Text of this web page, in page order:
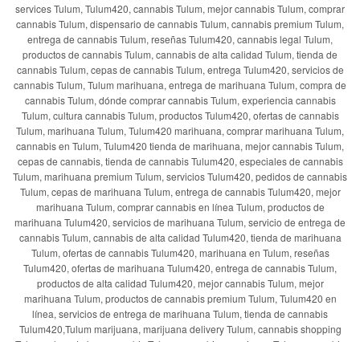
services Tulum, Tulum420, cannabis Tulum, mejor cannabis Tulum, comprar
cannabis Tulum, dispensario de cannabis Tulum, cannabis premium Tulum,
entrega de cannabis Tulum, reseñas Tulum420, cannabis legal Tulum,
productos de cannabis Tulum, cannabis de alta calidad Tulum, tienda de
cannabis Tulum, cepas de cannabis Tulum, entrega Tulum420, servicios de
cannabis Tulum, Tulum marihuana, entrega de marihuana Tulum, compra de
cannabis Tulum, dónde comprar cannabis Tulum, experiencia cannabis
Tulum, cultura cannabis Tulum, productos Tulum420, ofertas de cannabis
Tulum, marihuana Tulum, Tulum420 marihuana, comprar marihuana Tulum,
cannabis en Tulum, Tulum420 tienda de marihuana, mejor cannabis Tulum,
cepas de cannabis, tienda de cannabis Tulum420, especiales de cannabis
Tulum, marihuana premium Tulum, servicios Tulum420, pedidos de cannabis
Tulum, cepas de marihuana Tulum, entrega de cannabis Tulum420, mejor
marihuana Tulum, comprar cannabis en línea Tulum, productos de
marihuana Tulum420, servicios de marihuana Tulum, servicio de entrega de
cannabis Tulum, cannabis de alta calidad Tulum420, tienda de marihuana
Tulum, ofertas de cannabis Tulum420, marihuana en Tulum, reseñas
Tulum420, ofertas de marihuana Tulum420, entrega de cannabis Tulum,
productos de alta calidad Tulum420, mejor cannabis Tulum, mejor
marihuana Tulum, productos de cannabis premium Tulum, Tulum420 en
línea, servicios de entrega de marihuana Tulum, tienda de cannabis
Tulum420,Tulum marijuana, marijuana delivery Tulum, cannabis shopping